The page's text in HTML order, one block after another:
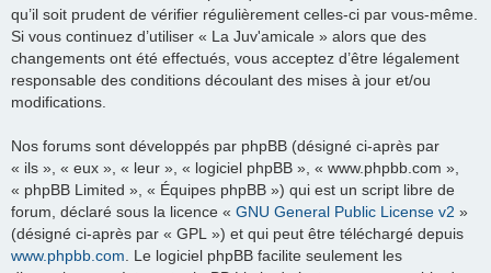
qu’il soit prudent de vérifier régulièrement celles-ci par vous-même.
Si vous continuez d’utiliser « La Juv'amicale » alors que des
changements ont été effectués, vous acceptez d’être légalement
responsable des conditions découlant des mises à jour et/ou
modifications.
Nos forums sont développés par phpBB (désigné ci-après par
« ils », « eux », « leur », « logiciel phpBB », « www.phpbb.com »,
« phpBB Limited », « Équipes phpBB ») qui est un script libre de
forum, déclaré sous la licence « GNU General Public License v2 »
(désigné ci-après par « GPL ») et qui peut être téléchargé depuis
www.phpbb.com. Le logiciel phpBB facilite seulement les